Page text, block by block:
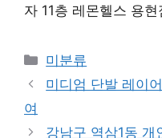
자 11층 레몬헬스 용
Categories
미분류
미디엄 단발 레이
여
강남구 역삼1동 개